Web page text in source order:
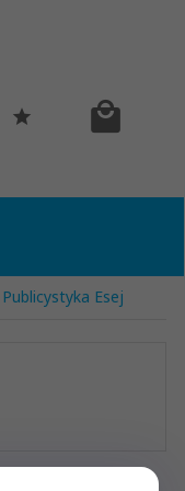
Publicystyka Esej